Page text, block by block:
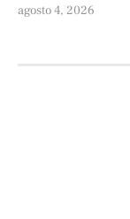
agosto 4, 2026